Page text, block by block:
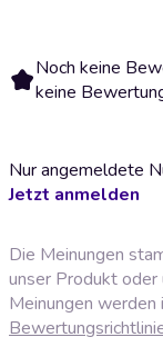
Noch keine
keine
Nur angemeldete
Jetzt anmelden
Die Meinungen
unser Produkt
Meinungen